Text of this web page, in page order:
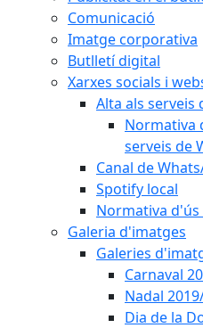
Comunicació
Imatge corporativa
Butlletí digital
Xarxes socials i
Alta als serveis
Normativa
serveis de
Canal de
Spotify local
Normativa d'ús
Galeria d'imatges
Galeries
Carnaval
Nadal
Dia de la